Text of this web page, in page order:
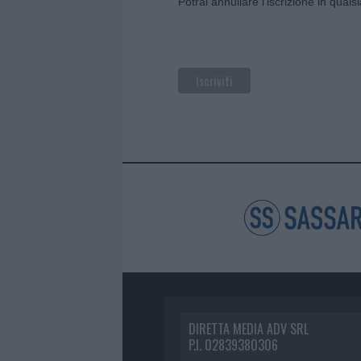
DIRETTA MEDIA ADV SRL
P.I. 02839380306